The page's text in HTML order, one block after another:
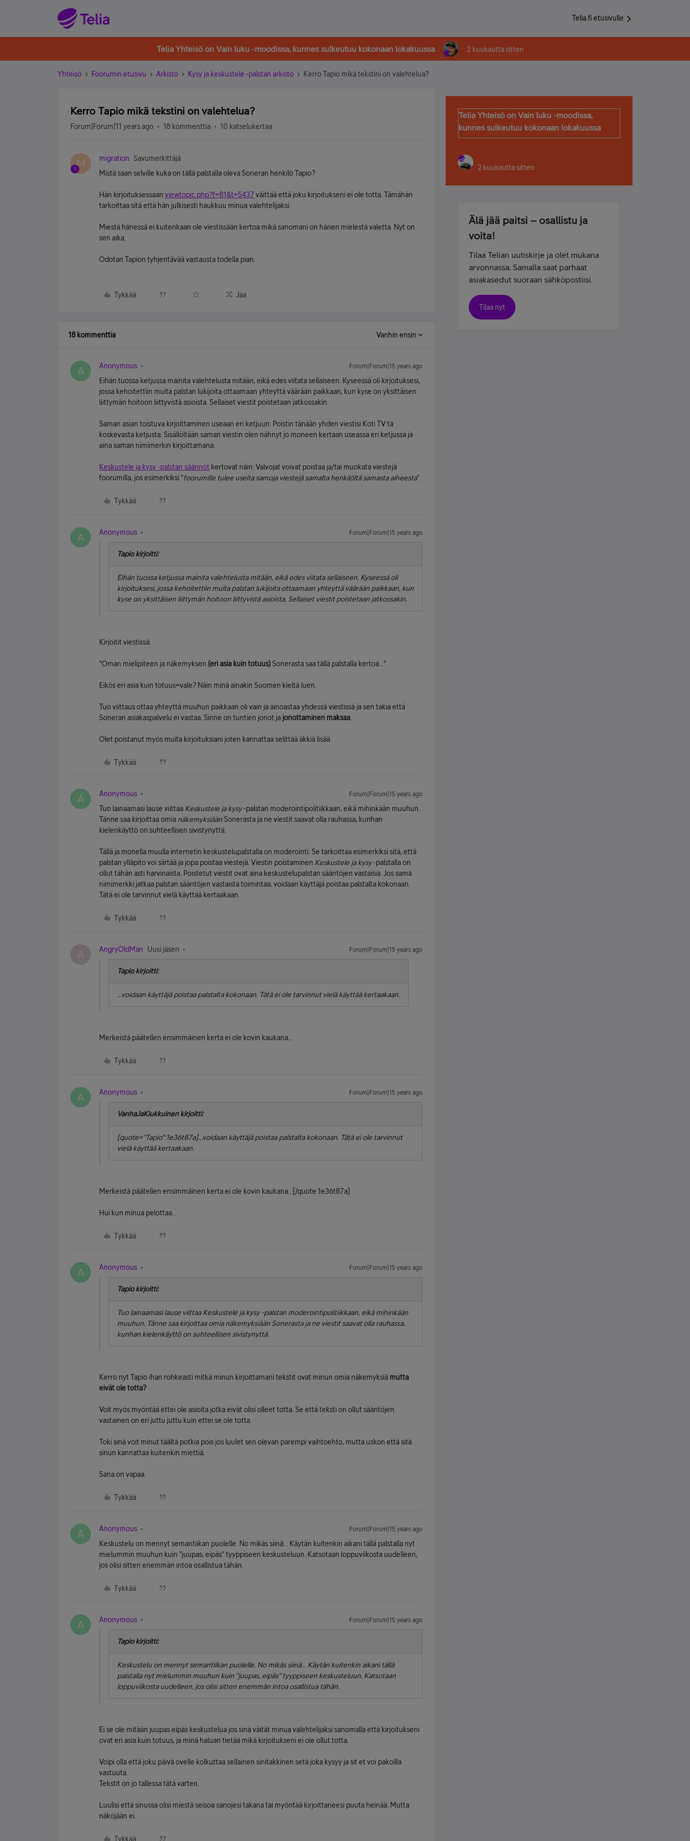
Telia.fi etusivulle
Telia Yhteisö on Vain luku -moodissa, kunnes sulkeutuu kokonaan lokakuussa 2 kuukautta sitten
Yhteisö Foorumin etusivu Arkisto Kysy ja keskustele -palstan arkisto Kerro Tapio mikä tekstini on valehtelua?
Kerro Tapio mikä tekstini on valehtelua?
Forum|Forum|11 years ago 18 kommenttia 10 katselukertaa
M migration
Savumerkittäjä
Mistä saan selville kuka on tällä palstalla oleva Soneran henkilö Tapio?
Hän kirjoituksessaan viewtopic.php?f=81&t=5437 väittää että joku kirjoitukseni ei ole totta. Tämähän
tarkoittaa sitä että hän julkisesti haukkuu minua valehtelijaksi.
Miestä hänessä ei kuitenkaan ole viestissään kertoa mikä sanomani on hänen mielestä valetta. Nyt on
sen aika.
Odotan Tapion tyhjentävää vastausta todella pian.
Tykkää Jaa
18 kommenttia Vanhin ensin
A Anonymous Forum|Forum|15 years ago
Eihän tuossa ketjussa mainita valehtelusta mitään, eikä edes viitata sellaiseen. Kyseessä oli kirjoituksesi,
jossa kehoitettiin muita palstan lukijoita ottaamaan yhteyttä väärään paikkaan, kun kyse on yksittäisen
liittymän hoitoon liittyvistä asioista. Sellaiset viestit poistetaan jatkossakin.
Saman asian toistuva kirjoittaminen useaan eri ketjuun: Poistin tänään yhden viestisi Koti TV:tä
koskevasta ketjusta. Sisällöltään saman viestin olen nähnyt jo moneen kertaan useassa eri ketjussa ja
aina saman nimimerkin kirjoittamana.
Keskustele ja kysy -palstan säännöt kertovat näin: Valvojat voivat poistaa ja/tai muokata viestejä
foorumilla, jos esimerkiksi "foorumille tulee useita samoja viestejä samalta henkilöltä samasta aiheesta".
Tykkää
A Anonymous Forum|Forum|15 years ago
Tapio kirjoitti:
Eihän tuossa ketjussa mainita valehtelusta mitään, eikä edes viitata sellaiseen. Kyseessä oli
kirjoituksesi, jossa kehoitettiin muita palstan lukijoita ottaamaan yhteyttä väärään paikkaan, kun
kyse on yksittäisen liittymän hoitoon liittyvistä asioista. Sellaiset viestit poistetaan jatkossakin.
Kirjoitit viestissä:
"Oman mielipiteen ja näkemyksen (eri asia kuin totuus)Sonerasta saa tällä palstalla kertoa..."
Eikös eri asia kuin totuus=vale? Näin minä ainakin Suomen kieltä luen.
Tuo viittaus ottaa yhteyttä muuhun paikkaan oli vain ja ainoastaa yhdessä viestissä ja sen takia että
Soneran asiakaspalvelu ei vastaa. Sinne on tuntien jonot ja jonottaminen maksaa
Olet poistanut myös muita kirjoituksiani joten kannattaa selittää äkkiä lisää.
Tykkää
A Anonymous Forum|Forum|15 years ago
Tuo lainaamasi lause viittaa Keskustele ja kysy-palstan moderointipolitiikkaan, eikä mihinkään muuhun.
Tänne saa kirjoittaa omia näkemyksiäänSonerasta ja ne viestit saavat olla rauhassa, kunhan
kielenkäyttö on suhteellisen sivistynyttä.
Tällä ja monella muulla internetin keskustelupalstalla on moderointi. Se tarkoittaa esimerkiksi sitä, että
palstan ylläpito voi siirtää ja jopa poistaa viestejä. Viestin poistaminen Keskustele ja kysy-palstalla on
ollut tähän asti harvinaista. Poistetut viestit ovat aina keskustelupalstan sääntöjen vastaisia. Jos sama
nimimerkki jatkaa palstan sääntöjen vastaista toimintaa, voidaan käyttäjä poistaa palstalta kokonaan.
Tätä ei ole tarvinnut vielä käyttää kertaakaan.
Tykkää
A AngryOldMan Uusi jäsen Forum|Forum|15 years ago
Tapio kirjoitti:
...voidaan käyttäjä poistaa palstalta kokonaan. Tätä ei ole tarvinnut vielä käyttää kertaakaan.
Merkeistä päätellen ensimmäinen kerta ei ole kovin kaukana...
Tykkää
A Anonymous Forum|Forum|15 years ago
VanhaJaKiukkuinen kirjoitti:
[quote="Tapio":1e36t87a]...voidaan käyttäjä poistaa palstalta kokonaan. Tätä ei ole tarvinnut
vielä käyttää kertaakaan.
Merkeistä päätellen ensimmäinen kerta ei ole kovin kaukana...[/quote:1e36t87a]
Hui kun minua pelottaa...
Tykkää
A Anonymous Forum|Forum|15 years ago
Tapio kirjoitti:
Tuo lainaamasi lause viittaaKeskustele ja kysy-palstan moderointipolitiikkaan, eikä mihinkään
muuhun. Tänne saa kirjoittaa omianäkemyksiään Sonerasta ja ne viestit saavat olla rauhassa,
kunhan kielenkäyttö on suhteellisen sivistynyttä.
Kerro nyt Tapio ihan rohkeasti mitkä minun kirjoittamani tekstit ovat minun omia näkemyksiä mutta
eivät ole totta?
Voit myös myöntää ettei ole asioita jotka eivät olisi olleet totta. Se että teksti on ollut sääntöjen
vastainen on eri juttu juttu kuin ettei se ole totta.
Toki sinä voit minut täältä potkia pois jos luulet sen olevan parempi vaihtoehto, mutta uskon että sitä
sinun kannattaa kuitenkin miettiä.
Sana on vapaa.
Tykkää
A Anonymous Forum|Forum|15 years ago
Keskustelu on mennyt semantiikan puolelle. No mikäs siinä... Käytän kuitenkin aikani tällä palstalla nyt
mielummin muuhun kuin "juupas, eipäs" tyyppiseen keskusteluun. Katsotaan loppuviikosta uudelleen,
jos olisi sitten enemmän intoa osallistua tähän.
Tykkää
A Anonymous Forum|Forum|15 years ago
Tapio kirjoitti:
Keskustelu on mennyt semantiikan puolelle. No mikäs siinä... Käytän kuitenkin aikani tällä
palstalla nyt mielummin muuhun kuin "juupas, eipäs" tyyppiseen keskusteluun. Katsotaan
loppuviikosta uudelleen, jos olisi sitten enemmän intoa osallistua tähän.
Ei se ole mitään juupas eipäs keskustelua jos sinä väität minua valehtelijaksi sanomalla että kirjoitukseni
ovat eri asia kuin totuus, ja minä haluan tietää mikä kirjoitukseni ei ole ollut totta.
Voipi olla että joku päivä ovelle kolkuttaa sellainen sinitakkinen setä joka kysyy ja sit et voi pakoilla
vastuuta.
Tekstit on jo tallessa tätä varten.
Luulisi että sinussa olisi miestä seisoa sanojesi takana tai myöntää kirjoittaneesi puuta heinää. Mutta
näköjään ei.
Tykkää
Telia Yhteisö on Vain luku -moodissa,
kunnes sulkeutuu kokonaan lokakuussa
2 kuukautta sitten
Älä jää paitsi – osallistu ja
voita!
Tilaa Telian uutiskirje ja olet mukana
arvonnassa. Samalla saat parhaat
asiakasedut suoraan sähköpostiisi.
Tilaa nyt